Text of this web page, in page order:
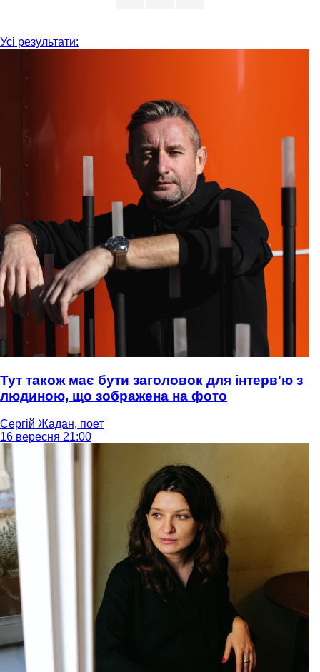
Усі результати:
Тут також має бути заголовок для інтерв'ю з
людиною, що зображена на фото
Сергій Жадан, поет
16 вересня 21:00